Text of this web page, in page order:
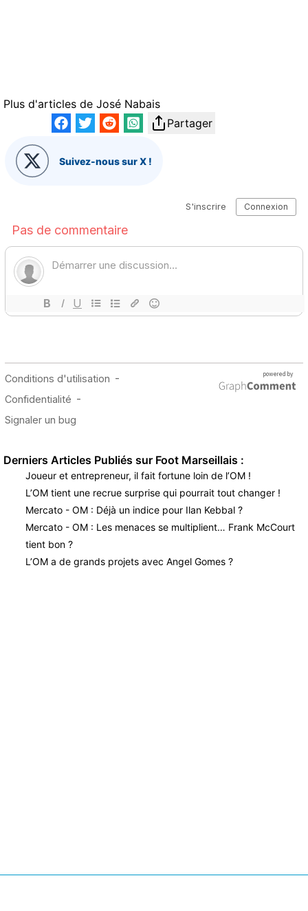
Plus d'articles de José Nabais
Partager
Suivez-nous sur X !
Derniers Articles Publiés sur Foot Marseillais :
Joueur et entrepreneur, il fait fortune loin de l’OM !
L’OM tient une recrue surprise qui pourrait tout changer !
Mercato - OM : Déjà un indice pour Ilan Kebbal ?
Mercato - OM : Les menaces se multiplient… Frank McCourt
tient bon ?
L’OM a de grands projets avec Angel Gomes ?